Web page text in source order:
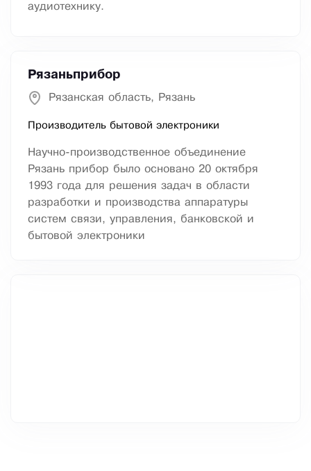
аудиотехнику.
Рязаньприбор
Рязанская область, Рязань
Производитель бытовой электроники
Научно-производственное объединение
Рязань прибор было основано 20 октября
1993 года для решения задач в области
разработки и производства аппаратуры
систем связи, управления, банковской и
бытовой электроники